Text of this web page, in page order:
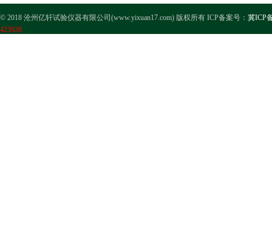
© 2018 沧州亿轩试验仪器有限公司(www.yixuan17.com) 版权所有 ICP备案号： 冀ICP
423928